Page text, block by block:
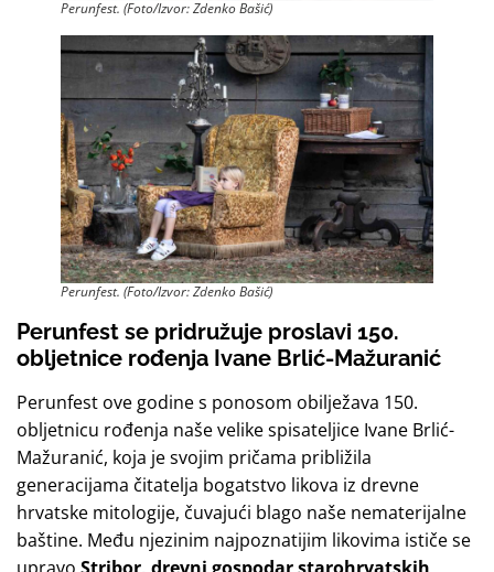
Perunfest. (Foto/Izvor: Zdenko Bašić)
Perunfest. (Foto/Izvor: Zdenko Bašić)
Perunfest se pridružuje proslavi 150.
obljetnice rođenja Ivane Brlić-Mažuranić
Perunfest ove godine s ponosom obilježava 150.
obljetnicu rođenja naše velike spisateljice Ivane Brlić-
Mažuranić, koja je svojim pričama približila
generacijama čitatelja bogatstvo likova iz drevne
hrvatske mitologije, čuvajući blago naše nematerijalne
baštine. Među njezinim najpoznatijim likovima ističe se